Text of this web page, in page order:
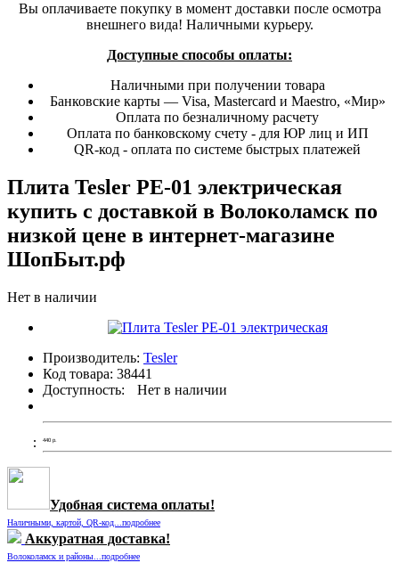
Вы оплачиваете покупку в момент доставки после осмотра
внешнего вида! Наличными курьеру.
Доступные способы оплаты:
Наличными при получении товара
Банковские карты — Visa, Mastercard и Maestro, «Мир»
Оплата по безналичному расчету
Оплата по банковскому счету - для ЮР лиц и ИП
QR-код - оплата по системе быстрых платежей
Плита Tesler PE-01 электрическая
купить с доставкой в Волоколамск по
низкой цене в интернет-магазине
ШопБыт.рф
Нет в наличии
Производитель: Tesler
Код товара: 38441
Доступность:
Нет в наличии
440 р.
Удобная система оплаты!
Наличными, картой, QR-код...подробнее
Аккуратная доставка!
Волоколамск и районы...подробнее